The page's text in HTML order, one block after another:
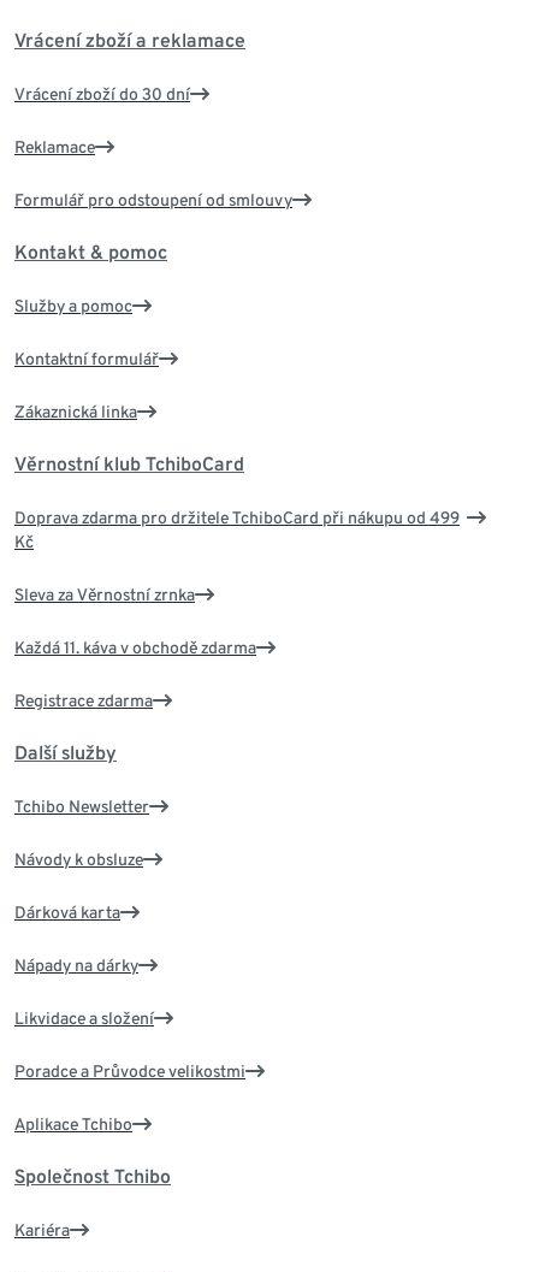
Vrácení zboží a reklamace
Vrácení zboží do 30 dní
Reklamace
Formulář pro odstoupení od smlouvy
Kontakt & pomoc
Služby a pomoc
Kontaktní formulář
Zákaznická linka
Věrnostní klub TchiboCard
Doprava zdarma pro držitele TchiboCard při nákupu od 499
Kč
Sleva za Věrnostní zrnka
Každá 11. káva v obchodě zdarma
Registrace zdarma
Další služby
Tchibo Newsletter
Návody k obsluze
Dárková karta
Nápady na dárky
Likvidace a složení
Poradce a Průvodce velikostmi
Aplikace Tchibo
Společnost Tchibo
Kariéra